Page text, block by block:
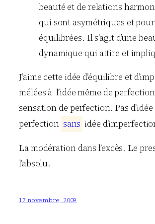
beauté et de relations
qui sont asymétriques et
équilibrées. Il s’agit d’une
dynamique qui attire et
J’aime cette idée d’équilibre et
mélées à l’idée même de
sensation de perfection. Pas d’idée
perfection sans idée
La modération dans l’excès. Le
l’absolu.
17 novembre, 2009